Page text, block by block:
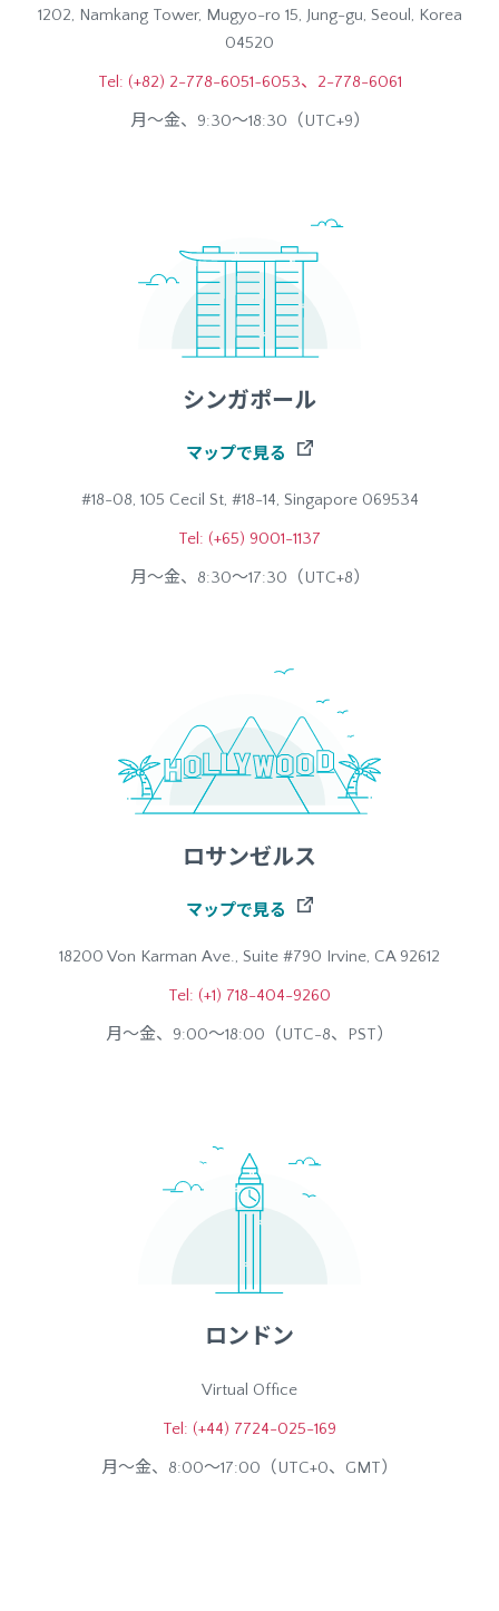
1202, Namkang Tower, Mugyo-ro 15, Jung-gu, Seoul, Korea
04520
Tel: (+82) 2-778-6051~6053、2-778-6061
月～金、9:30～18:30（UTC+9）
シンガポール
マップで見る
#18-08, 105 Cecil St, #18-14, Singapore 069534
Tel: (+65) 9001-1137
月～金、8:30～17:30（UTC+8）
ロサンゼルス
マップで見る
18200 Von Karman Ave., Suite #790 Irvine, CA 92612
Tel: (+1) 718-404-9260
月～金、9:00～18:00（UTC-8、PST）
ロンドン
Virtual Office
Tel: (+44) 7724-025-169
月～金、8:00～17:00（UTC+0、GMT）